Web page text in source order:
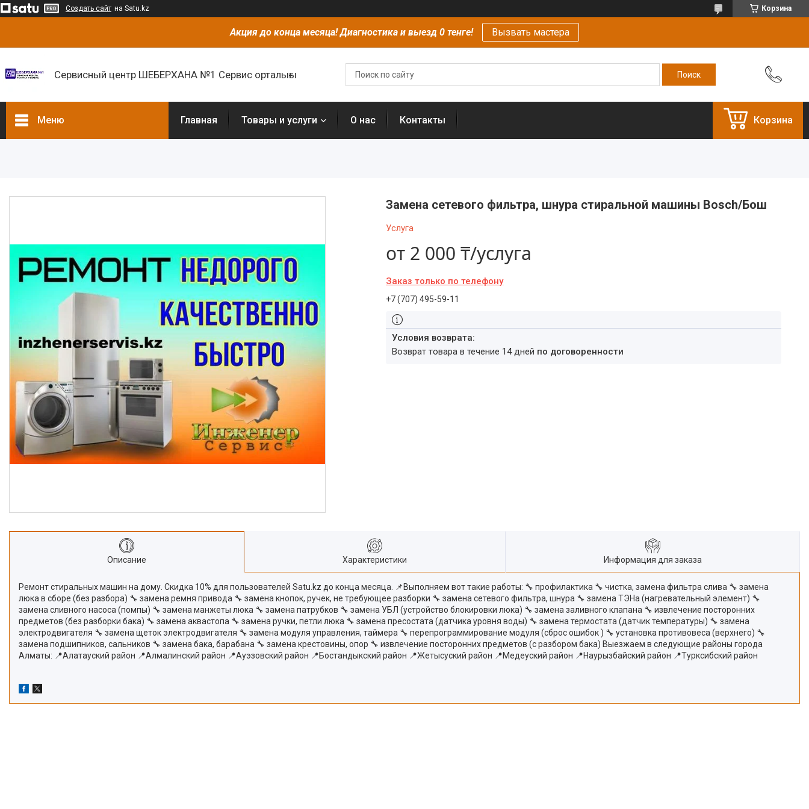
Создать сайт на Satu.kz Корзина
Акция до конца месяца! Диагностика и выезд 0 тенге! Вызвать мастера
Сервисный центр ШЕБЕРХАНА №1 Сервис орталығы
Меню Главная Товары и услуги О нас Контакты Корзина
Замена сетевого фильтра, шнура стиральной машины Bosch/Бош
Услуга
от 2 000 ₸/услуга
Заказ только по телефону
+7 (707) 495-59-11
возврат товара в течение 14 дней по договоренности
Описание Характеристики Информация для заказа
Ремонт стиральных машин на дому. Скидка 10% для пользователей Satu.kz до конца месяца. 📌Выполняем вот такие работы: 🔧 профилактика 🔧 чистка, замена фильтра слива 🔧 замена
люка в сборе (без разбора) 🔧 замена ремня привода 🔧 замена кнопок, ручек, не требующее разборки 🔧 замена сетевого фильтра, шнура 🔧 замена ТЭНа (нагревательный элемент) 🔧
замена сливного насоса (помпы) 🔧 замена манжеты люка 🔧 замена патрубков 🔧 замена УБЛ (устройство блокировки люка) 🔧 замена заливного клапана 🔧 извлечение посторонних
предметов (без разборки бака) 🔧 замена аквастопа 🔧 замена ручки, петли люка 🔧 замена пресостата (датчика уровня воды) 🔧 замена термостата (датчик температуры) 🔧 замена
электродвигателя 🔧 замена щеток электродвигателя 🔧 замена модуля управления, таймера 🔧 перепрограммирование модуля (сброс ошибок ) 🔧 установка противовеса (верхнего) 🔧
замена подшипников, сальников 🔧 замена бака, барабана 🔧 замена крестовины, опор 🔧 извлечение посторонних предметов (с разбором бака) Выезжаем в следующие районы города
Алматы: 📍Алатауский район 📍Алмалинский район 📍Ауэзовский район 📍Бостандыкский район 📍Жетысуский район 📍Медеуский район 📍Наурызбайский район 📍Турксибский район